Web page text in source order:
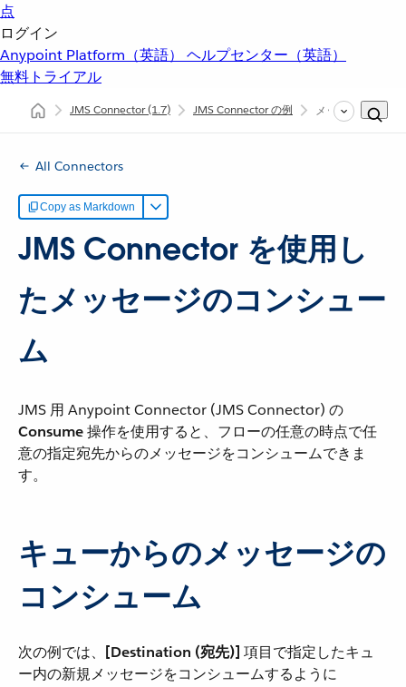
点
ログイン
Anypoint Platform（英語） ヘルプセンター（英語）
無料トライアル
JMS Connector(1.7) JMS Connector の例 メッセージのコ
All Connectors
Copy as Markdown
JMS Connector を使用し
たメッセージのコンシュー
ム
JMS 用 Anypoint Connector (JMS Connector) の ​
Consume​ 操作を使用すると、フローの任意の時点で任
意の指定宛先からのメッセージをコンシュームできま
す。
キューからのメッセージの
コンシューム
次の例では、​ [Destination (宛先)] ​ 項目で指定したキュ
ー内の新規メッセージをコンシュームするように ​